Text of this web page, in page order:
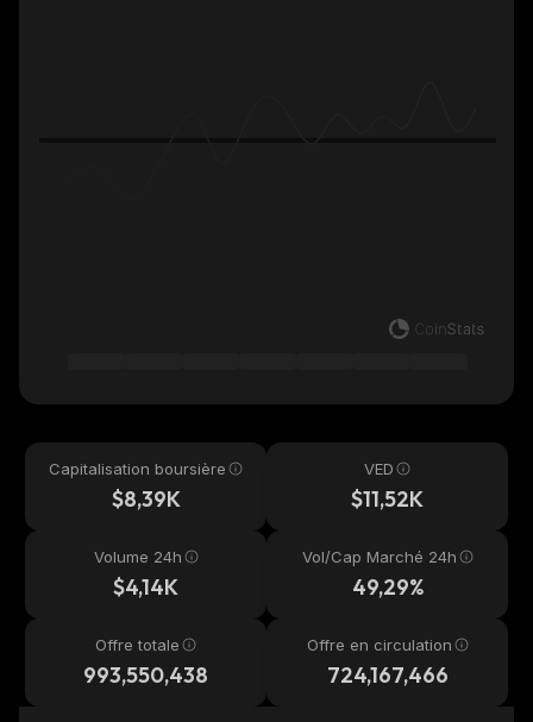
Capitalisation boursière
$8,39K
VED
$11,52K
Volume 24h
$4,14K
Vol/Cap Marché 24h
49,29%
Offre totale
993,550,438
Offre en circulation
724,167,466